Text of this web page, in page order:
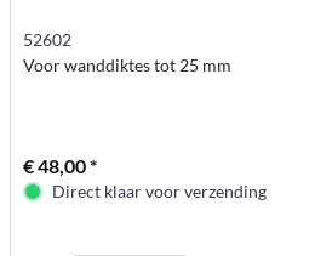
52602
Voor wanddiktes tot 25 mm
€ 48,00 *
Direct klaar voor verzending